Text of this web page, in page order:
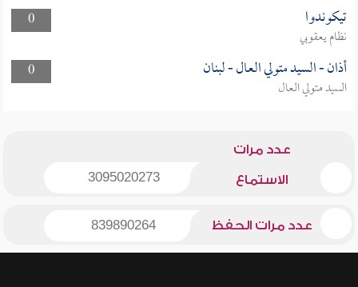
0
تيكوندوا
نظام يعقوبي
0
أذان - السيد متولي العال - لبنان
السيد متولي العال
عدد مرات
الاستماع 3095020273
عدد مرات الحفظ 839890264